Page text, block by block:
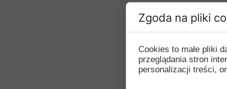
Zgoda na pliki
Cookies to małe pliki
przeglądania stron
personalizacji treści,